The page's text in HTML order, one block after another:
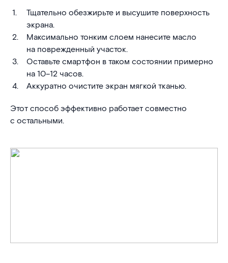
Тщательно обезжирьте и высушите поверхность
экрана.
Максимально тонким слоем нанесите масло
на поврежденный участок.
Оставьте смартфон в таком состоянии примерно
на 10–12 часов.
Аккуратно очистите экран мягкой тканью.
Этот способ эффективно работает совместно
с остальными.